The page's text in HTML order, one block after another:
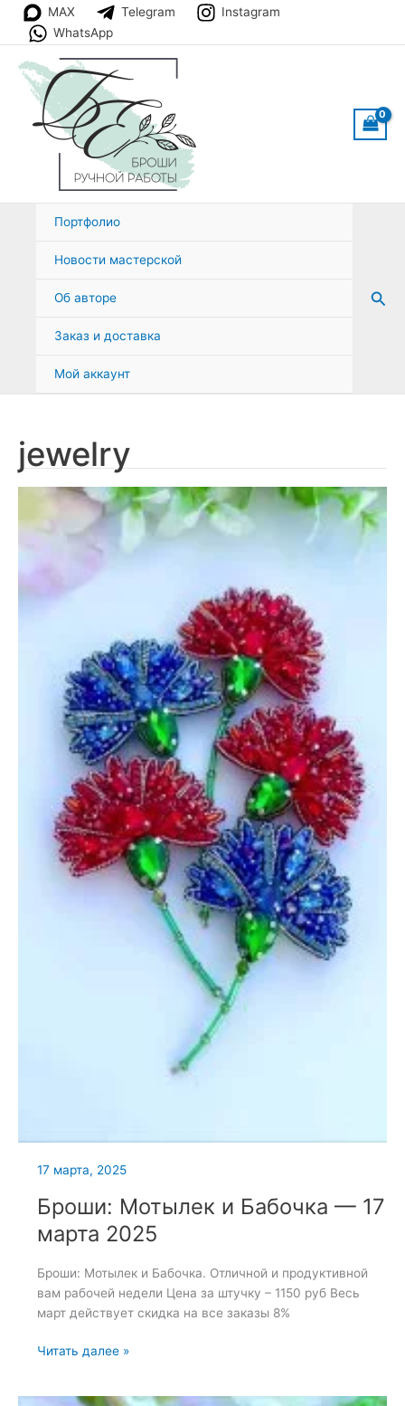
Перейти
содержимому
MAX Telegram
Instagram
WhatsApp
Портфолио
Новости мастерской
Об авторе
Заказ и доставка
Мой аккаунт
jewelry
17 марта, 2025
Броши: Мотылек и Бабочка — 17
марта 2025
Броши: Мотылек и Бабочка. Отличной и продуктивной
вам рабочей недели Цена за штучку – 1150 руб Весь
март действует скидка на все заказы 8%
Броши:
Читать далее »